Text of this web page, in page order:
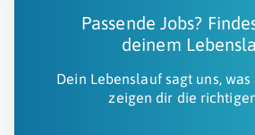
Passende Jobs?
deinem
Dein Lebenslauf sagt uns,
zeigen dir die